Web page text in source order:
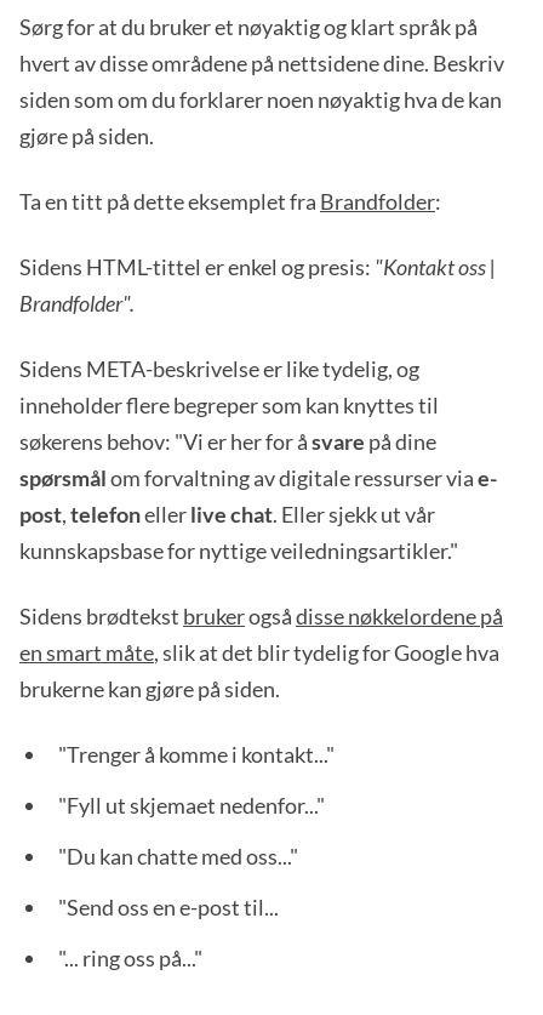
Sørg for at du bruker et nøyaktig og klart språk på
hvert av disse områdene på nettsidene dine. Beskriv
siden som om du forklarer noen nøyaktig hva de kan
gjøre på siden.
Ta en titt på dette eksemplet fra Brandfolder:
Sidens HTML-tittel er enkel og presis: "Kontakt oss |
Brandfolder".
Sidens META-beskrivelse er like tydelig, og
inneholder flere begreper som kan knyttes til
søkerens behov: "Vi er her for åsvare på dine
spørsmålom forvaltning av digitale ressurser viae-
post,telefonellerlive chat. Eller sjekk ut vår
kunnskapsbase for nyttige veiledningsartikler."
Sidens brødtekst brukerogsådisse nøkkelordene på
en smart måte, slik at det blir tydelig for Google hva
brukerne kan gjøre på siden.
"Trenger å komme i kontakt..."
"Fyll ut skjemaet nedenfor..."
"Du kan chatte med oss..."
"Send oss en e-post til...
"... ring oss på..."